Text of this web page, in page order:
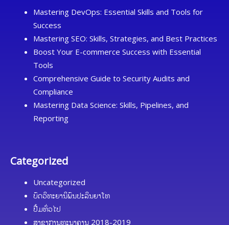
Mastering DevOps: Essential Skills and Tools for
Success
Mastering SEO: Skills, Strategies, and Best Practices
Boost Your E-commerce Success with Essential
Tools
Comprehensive Guide to Security Audits and
Compliance
Mastering Data Science: Skills, Pipelines, and
Reporting
Categorized
Uncategorized
ບົດວິທະຍານິພົນປະລິນຍາໂທ
ປື້ມທົ່ວໄປ
ສາຂາການທະນາຄານ 2018-2019